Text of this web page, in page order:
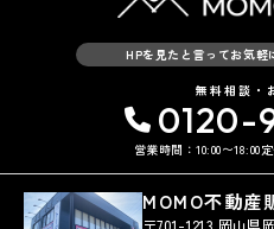
HPを見たと言ってお気軽
無料相談・
0120-
営業時間：10:00〜18:00
MOMO不動産
〒701-1213 岡山県